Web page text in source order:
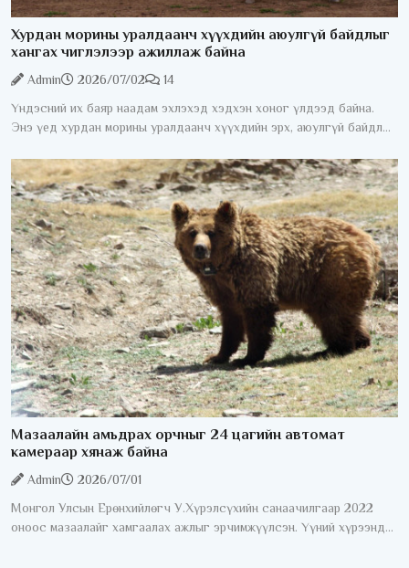
Хурдан морины уралдаанч хүүхдийн аюулгүй байдлыг
хангах чиглэлээр ажиллаж байна
Admin 2026/07/02
14
Үндэсний их баяр наадам эхлэхэд хэдхэн хоног үлдээд байна.
Энэ үед хурдан морины уралдаанч хүүхдийн эрх, аюулгүй байдлыг
морины
Мазаалайн амьдрах орчныг 24 цагийн автомат
камераар хянаж байна
Admin
2026/07/01
Монгол Улсын Ерөнхийлөгч У.Хүрэлсүхийн санаачилгаар 2022
оноос мазаалайг хамгаалах ажлыг эрчимжүүлсэн. Үүний хүрээнд